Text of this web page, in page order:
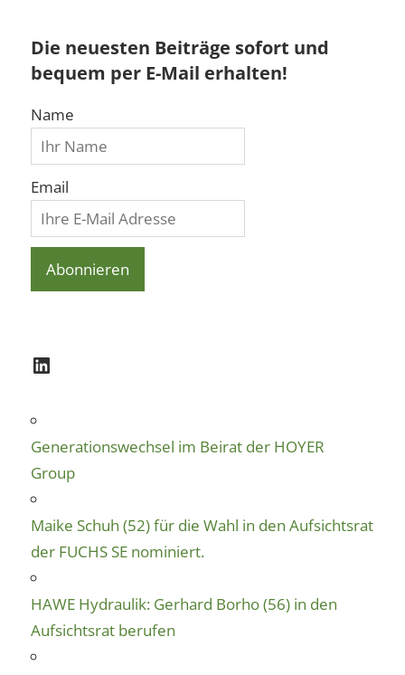
Die neuesten Beiträge sofort und
bequem per E-Mail erhalten!
Name
Email
LinkedIn
Generationswechsel im Beirat der HOYER
Group
Maike Schuh (52) für die Wahl in den Aufsichtsrat
der FUCHS SE nominiert.
HAWE Hydraulik: Gerhard Borho (56) in den
Aufsichtsrat berufen